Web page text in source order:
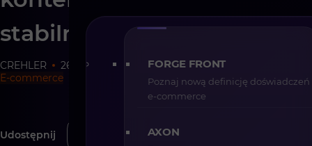
FORGE FRONT
Poznaj nową definicję doświadczeń
e-commerce
AXON
stabilności właścicielskiej
CREHLER 26-01-2026
7 min
E-commerce
Udostępnij